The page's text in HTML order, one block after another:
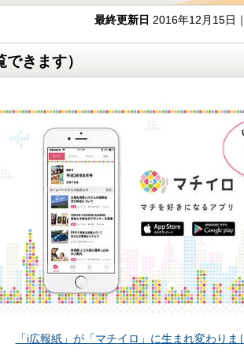
最終更新日 2016年12月15日｜
きます）
「i広報紙」が「マチイロ」に生まれ変わりま